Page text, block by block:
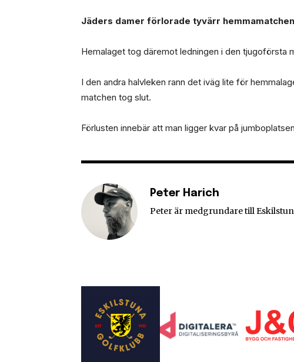
Jäders damer förlorade tyvärr
Hemalaget tog däremot ledningen i den tjugoförsta
I den andra halvleken rann det iväg lite för
matchen tog slut.
Förlusten innebär att man ligger kvar på
Peter Harich
Peter är medgrundare till